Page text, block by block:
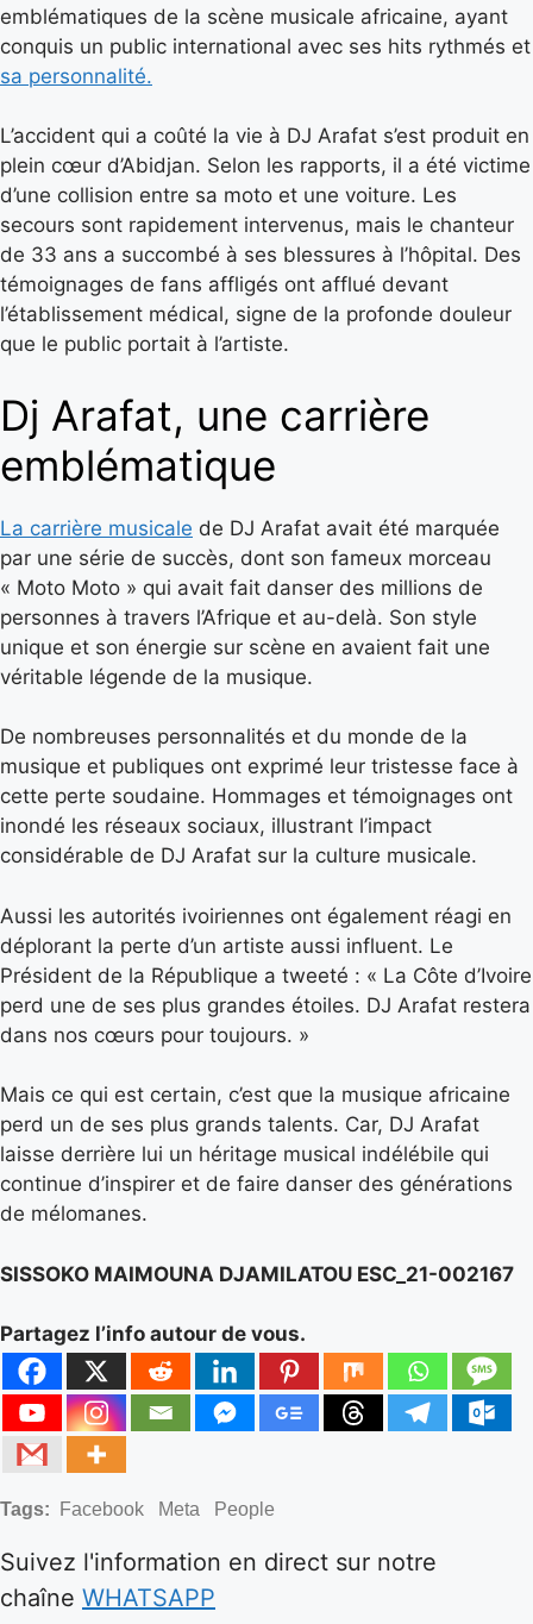
emblématiques de la scène musicale africaine, ayant
conquis un public international avec ses hits rythmés et
sa personnalité.
L’accident qui a coûté la vie à DJ Arafat s’est produit en
plein cœur d’Abidjan. Selon les rapports, il a été victime
d’une collision entre sa moto et une voiture. Les
secours sont rapidement intervenus, mais le chanteur
de 33 ans a succombé à ses blessures à l’hôpital. Des
témoignages de fans affligés ont afflué devant
l’établissement médical, signe de la profonde douleur
que le public portait à l’artiste.
Dj Arafat, une carrière
emblématique
La carrière musicale de DJ Arafat avait été marquée
par une série de succès, dont son fameux morceau
« Moto Moto » qui avait fait danser des millions de
personnes à travers l’Afrique et au-delà. Son style
unique et son énergie sur scène en avaient fait une
véritable légende de la musique.
De nombreuses personnalités et du monde de la
musique et publiques ont exprimé leur tristesse face à
cette perte soudaine. Hommages et témoignages ont
inondé les réseaux sociaux, illustrant l’impact
considérable de DJ Arafat sur la culture musicale.
Aussi les autorités ivoiriennes ont également réagi en
déplorant la perte d’un artiste aussi influent. Le
Président de la République a tweeté : « La Côte d’Ivoire
perd une de ses plus grandes étoiles. DJ Arafat restera
dans nos cœurs pour toujours. »
Mais ce qui est certain, c’est que la musique africaine
perd un de ses plus grands talents. Car, DJ Arafat
laisse derrière lui un héritage musical indélébile qui
continue d’inspirer et de faire danser des générations
de mélomanes.
SISSOKO MAIMOUNA DJAMILATOU ESC_21-002167
Partagez l’info autour de vous.
Tags: Facebook Meta People
Suivez l'information en direct sur notre
chaîne WHATSAPP